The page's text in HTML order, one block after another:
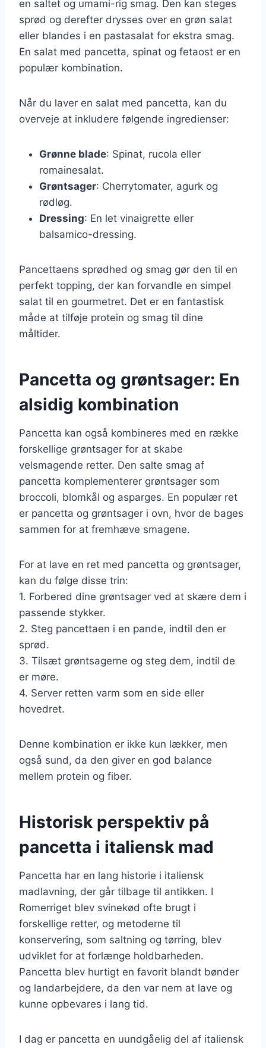
en saltet og umami-rig smag. Den kan steges
sprød og derefter drysses over en grøn salat
eller blandes i en pastasalat for ekstra smag.
En salat med pancetta, spinat og fetaost er en
populær kombination.
Når du laver en salat med pancetta, kan du
overveje at inkludere følgende ingredienser:
Grønne blade: Spinat, rucola eller
romainesalat.
Grøntsager: Cherrytomater, agurk og
rødløg.
Dressing: En let vinaigrette eller
balsamico-dressing.
Pancettaens sprødhed og smag gør den til en
perfekt topping, der kan forvandle en simpel
salat til en gourmetret. Det er en fantastisk
måde at tilføje protein og smag til dine
måltider.
Pancetta og grøntsager: En
alsidig kombination
Pancetta kan også kombineres med en række
forskellige grøntsager for at skabe
velsmagende retter. Den salte smag af
pancetta komplementerer grøntsager som
broccoli, blomkål og asparges. En populær ret
er pancetta og grøntsager i ovn, hvor de bages
sammen for at fremhæve smagene.
For at lave en ret med pancetta og grøntsager,
kan du følge disse trin:
1. Forbered dine grøntsager ved at skære dem i
passende stykker.
2. Steg pancettaen i en pande, indtil den er
sprød.
3. Tilsæt grøntsagerne og steg dem, indtil de
er møre.
4. Server retten varm som en side eller
hovedret.
Denne kombination er ikke kun lækker, men
også sund, da den giver en god balance
mellem protein og fiber.
Historisk perspektiv på
pancetta i italiensk mad
Pancetta har en lang historie i italiensk
madlavning, der går tilbage til antikken. I
Romerriget blev svinekød ofte brugt i
forskellige retter, og metoderne til
konservering, som saltning og tørring, blev
udviklet for at forlænge holdbarheden.
Pancetta blev hurtigt en favorit blandt bønder
og landarbejdere, da den var nem at lave og
kunne opbevares i lang tid.
I dag er pancetta en uundgåelig del af italiensk